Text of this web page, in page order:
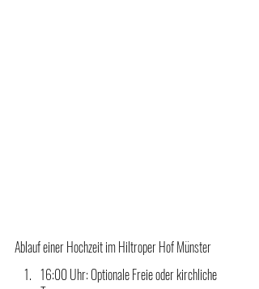
Ablauf einer Hochzeit im Hiltroper Hof Münster
16:00 Uhr: Optionale Freie oder kirchliche